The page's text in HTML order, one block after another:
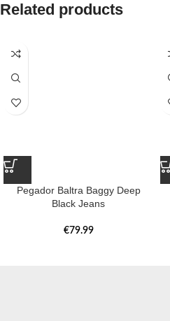
Related products
Pegador Baltra Baggy Deep
Black Jeans
€79.99